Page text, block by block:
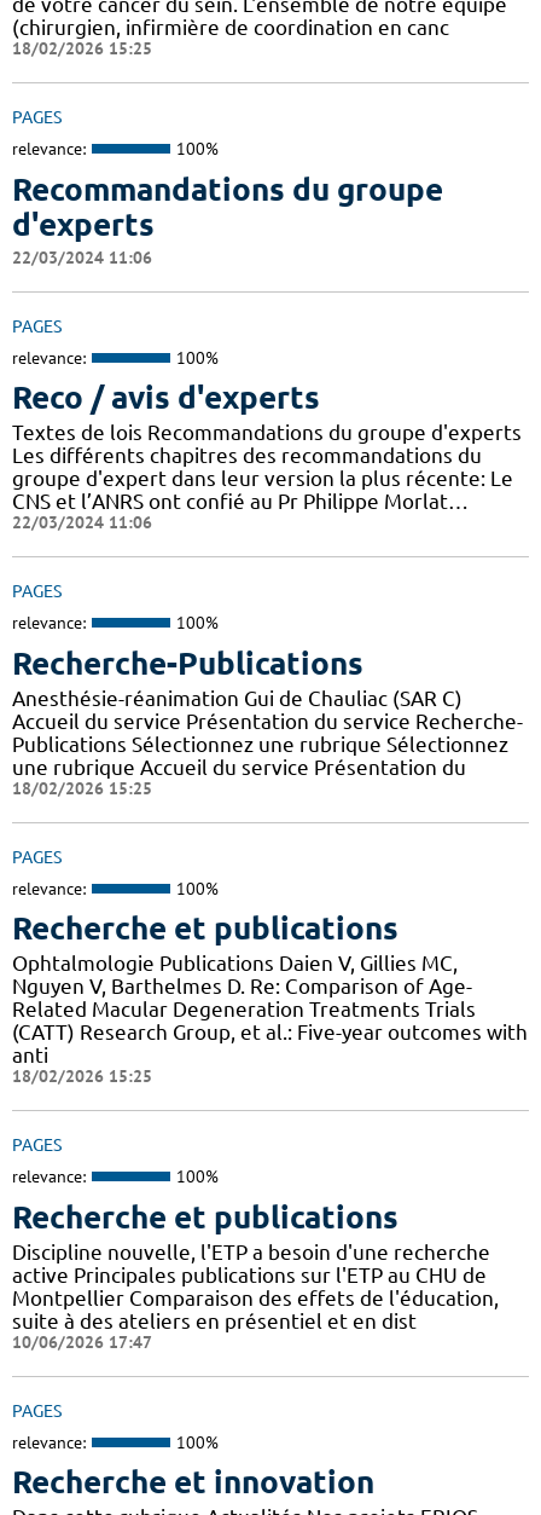
(chirurgien, infirmière de coordination en canc
18/02/2026 15:25
PAGES
relevance: 100%
Recommandations du groupe
d'experts
22/03/2024 11:06
PAGES
relevance: 100%
Reco / avis d'experts
Textes de lois Recommandations du groupe d'experts
Les différents chapitres des recommandations du
groupe d'expert dans leur version la plus récente: Le
CNS et l’ANRS ont confié au Pr Philippe Morlat…
22/03/2024 11:06
PAGES
relevance: 100%
Recherche-Publications
Anesthésie-réanimation Gui de Chauliac (SAR C)
Accueil du service Présentation du service Recherche-
Publications Sélectionnez une rubrique Sélectionnez
une rubrique Accueil du service Présentation du
18/02/2026 15:25
PAGES
relevance: 100%
Recherche et publications
Ophtalmologie Publications Daien V, Gillies MC,
Nguyen V, Barthelmes D. Re: Comparison of Age-
Related Macular Degeneration Treatments Trials
(CATT) Research Group, et al.: Five-year outcomes with
anti
18/02/2026 15:25
PAGES
relevance: 100%
Recherche et publications
Discipline nouvelle, l'ETP a besoin d'une recherche
active Principales publications sur l'ETP au CHU de
Montpellier Comparaison des effets de l'éducation,
suite à des ateliers en présentiel et en dist
10/06/2026 17:47
PAGES
relevance: 100%
Recherche et innovation